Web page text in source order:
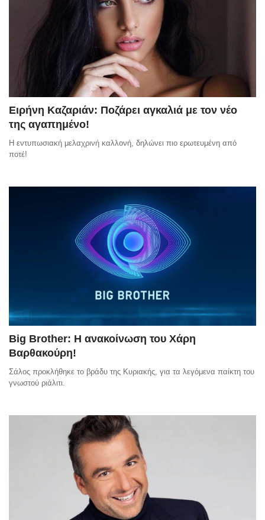
Ειρήνη Καζαριάν: Ποζάρει αγκαλιά με τον νέο
της αγαπημένο!
Η εντυπωσιακή μελαχρινή καλλονή, δηλώνει πιο ερωτευμένη από
ποτέ!
Big Brother: Η ανακοίνωση του Χάρη
Βαρθακούρη!
Σάλος προκλήθηκε το βράδυ της Κυριακής, για τα λεγόμενα παίκτη του
γνωστού ριάλιτι.